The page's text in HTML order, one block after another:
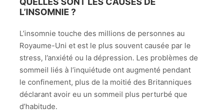
L’INSOMNIE ?
L’insomnie touche des millions de personnes au
Royaume-Uni et est le plus souvent causée par le
stress, l’anxiété ou la dépression. Les problèmes de
sommeil liés à l’inquiétude ont augmenté pendant
le confinement, plus de la moitié des Britanniques
déclarant avoir eu un sommeil plus perturbé que
d’habitude.